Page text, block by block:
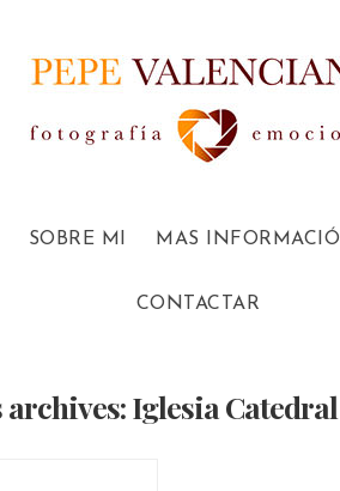
SOBRE MI MAS
CONTACTAR
archives: Iglesia